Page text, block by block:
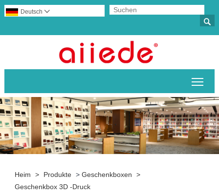

Deutsch 
Heim > Produkte >Geschenkboxen
>
Geschenkbox 3D -Druck